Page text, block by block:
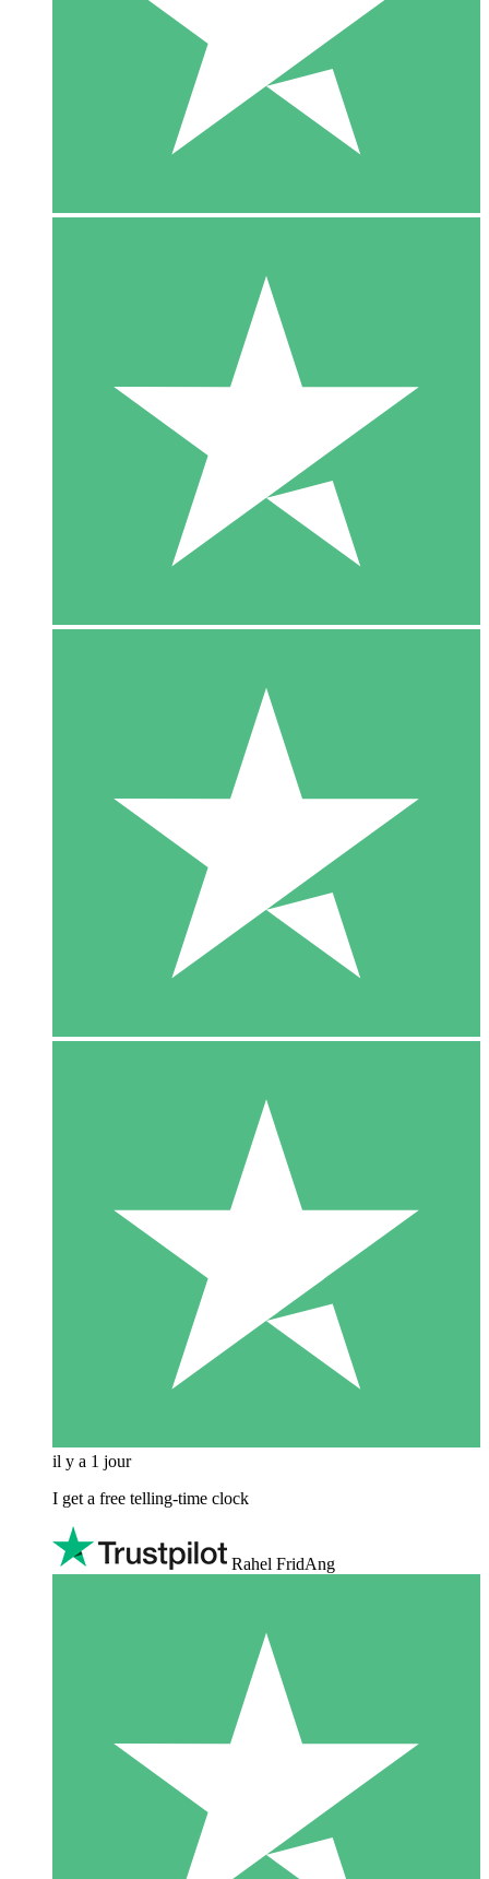
il y a 1 jour
I get a free telling-time clock
Rahel FridAng